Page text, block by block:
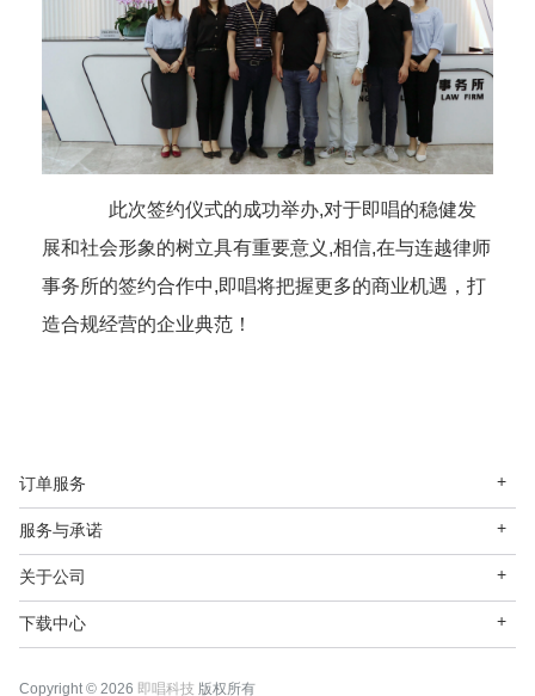
此次签约仪式的成功举办,对于即唱的稳健发
展和社会形象的树立具有重要意义 ,相信,在与连越律师
事务所的签约合作中,即唱将把握更多的商业机遇， 打
造合规经营的企业典范 ！
订单服务
服务与承诺
关于公司
下载中心
Copyright © 2026 即唱科技 版权所有